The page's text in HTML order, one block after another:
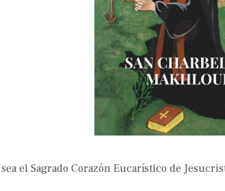
el Sagrado Corazón Eucarístico de